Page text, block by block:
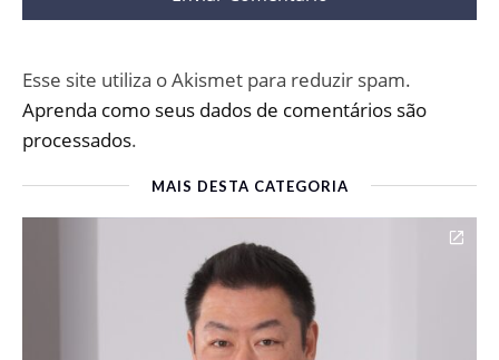
Esse site utiliza o Akismet para reduzir spam.
Aprenda como seus dados de comentários são
processados.
MAIS DESTA CATEGORIA